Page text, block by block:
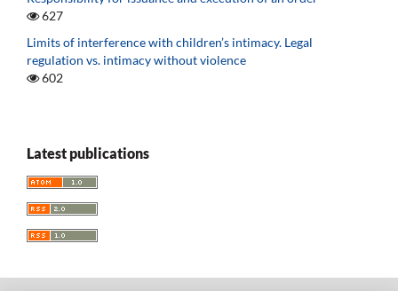
627
Limits of interference with children’s intimacy. Legal
regulation vs. intimacy without violence
602
Latest publications